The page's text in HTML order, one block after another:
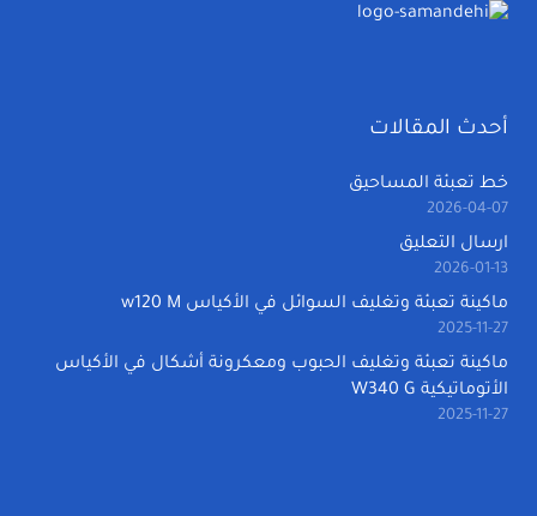
أحدث المقالات
خط تعبئة المساحيق
2026-04-07
ارسال التعليق
2026-01-13
ماكينة تعبئة وتغليف السوائل في الأكياس w120 M
2025-11-27
ماكينة تعبئة وتغليف الحبوب ومعكرونة أشكال في الأكياس
الأتوماتيكية W340 G
2025-11-27